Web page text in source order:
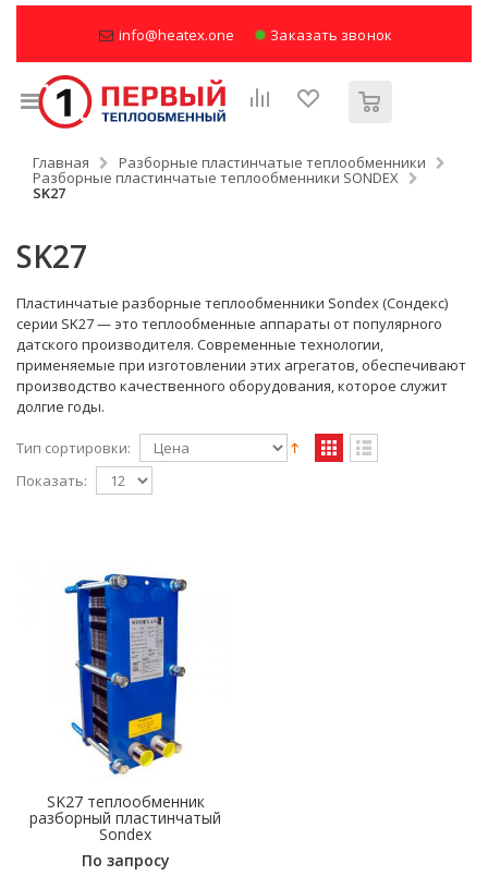
info@heatex.one Заказать звонок
Главная Разборные пластинчатые теплообменники
Разборные пластинчатые теплообменники SONDEX
SK27
SK27
Пластинчатые разборные теплообменники Sondex (Сондекс)
серии SK27 — это теплообменные аппараты от популярного
датского производителя. Современные технологии,
применяемые при изготовлении этих агрегатов, обеспечивают
производство качественного оборудования, которое служит
долгие годы.
Тип сортировки:
Показать:
SK27 теплообменник
разборный пластинчатый
Sondex
По запросу